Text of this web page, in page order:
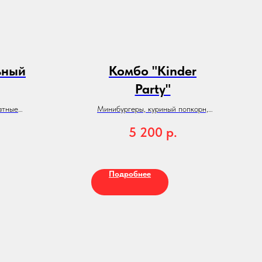
и
как
Комбо "Kinder
Party"
Минибургеры, куриный попкорн,
канапе, овощные палочки, сырно-
5 200 р.
Подробнее